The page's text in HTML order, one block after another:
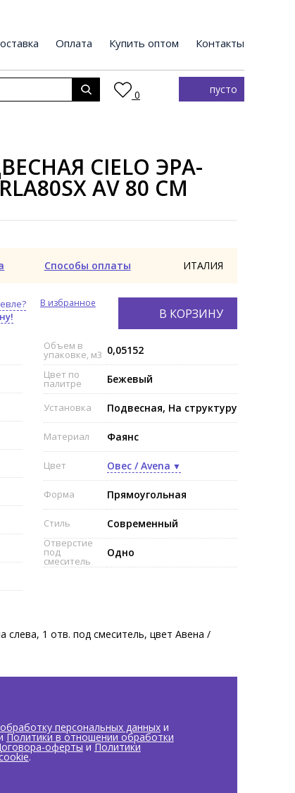
Оплата Купить оптом Контакты
0 пусто
CIELO ЭРА-
AV 80 СМ
Способы оплаты ИТАЛИЯ
В избранное
В КОРЗИНУ
Объем в
упаковке, м3 0,05152
Цвет по
палитре Бежевый
Установка Подвесная, На структуру
Материал Фаянс
Цвет Овес / Avena
Форма Прямоугольная
Стиль Современный
Отверстие
под
смеситель
Одно
слева, 1 отв. под смеситель, цвет Авена /
персональных данныхи
Политики в отношении обработки
оферты и Политики
.